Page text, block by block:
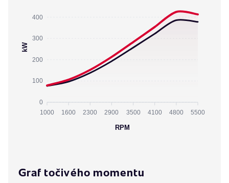
400
300
200
100
0
kW
1000 1600 2300 2900 3500 4100 4800 5500
RPM
Graf točivého momentu